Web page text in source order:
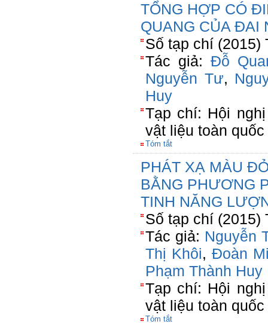
TỔNG HỢP CÓ
QUANG CỦA ĐAI
Số tạp chí (2015)
Tác giả:Đỗ
Nguyễn Tư,
Huy
Tạp chí: Hội
vật liệu toàn
Tóm tắt
PHÁT XẠ MÀU
BẰNG PHƯƠNG
TINH NĂNG
Số tạp chí (2015)
Tác giả: Nguyễn
Thị Khôi, Đoàn
Phạm Thành Huy
Tạp chí: Hội
vật liệu toàn
Tóm tắt